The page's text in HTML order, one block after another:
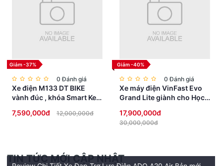
3FA / Công suất: 1500W
Sạc điện Tự động
đầy
Bảo vệ tụt áp 52 + / – 1.0V
Bảo vệ dòng 29 + / -1.0A
PHANH / LỐP / PHỤ KIỆN
Giảm -37%
0 Đánh giá
Xe điện M133 DT BIKE
vành đúc , khóa Smart Key
cao cấp
7,590,000đ 12,000,000đ
Giảm -40%
0 Đánh giá
Xe máy điện VinFast Evo
Grand Lite giành cho Học
17,900,000đ
30,000,000đ
TIN TỨC MỚI CẬP NHẬT